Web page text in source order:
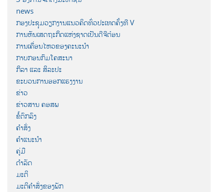
news
ກອງປະຊຸມວຽກງານແນວຄິດທົ່ວປະເທດຄັ້ງທີ V
ການຫັນເສດຖະກິດແຫ່ງຊາດເປັນດີຈີຕ໋ອນ
ການເຄື່ອນໄຫວຂອງຄະນະນຳ
ກາບກອນກົມໂຄສະນາ
ກິລາ ແລະ ສິລະປະ
ຂະບວນການອອກແຮງງານ
ຂ່າວ
ຂ່າວສານ ຄອສພ
ຂໍ້ຕົກລົງ
ຄຳສັ່ງ
ຄຳແນະນຳ
ຄູ່ມື
ດຳລັດ
ມະຕິ
ມະຕິຄຳສັ່ງຂອງພັກ